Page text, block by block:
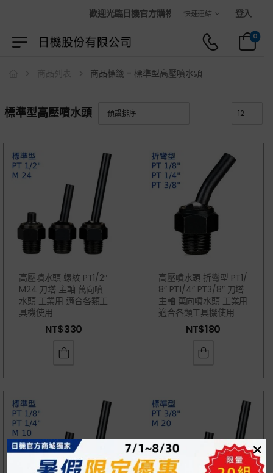
歡迎光臨日機官方購物商城！快速連結 登入
0
商品標籤 - 標準型高壓噴水頭
標準型高壓噴水頭
高壓噴水頭 螺紋 PT1/2″
M24 刀塔 主軸 萬向噴
水頭 工業用 適合各類工
具機使用
NT$330
高壓噴水頭 折彎型 PT1/
8″ PT1/4″ PT3/8″ 刀塔
主軸 萬向噴水頭 工業用
適合各類工具機使用
NT$180